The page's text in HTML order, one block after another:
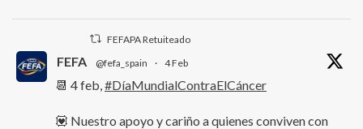
FEFAPA Retuiteado
FEFA @fefa_spain · 4 Feb
📆 4 feb,#DíaMundialContraElCáncer
💟 Nuestro apoyo y cariño a quienes conviven con